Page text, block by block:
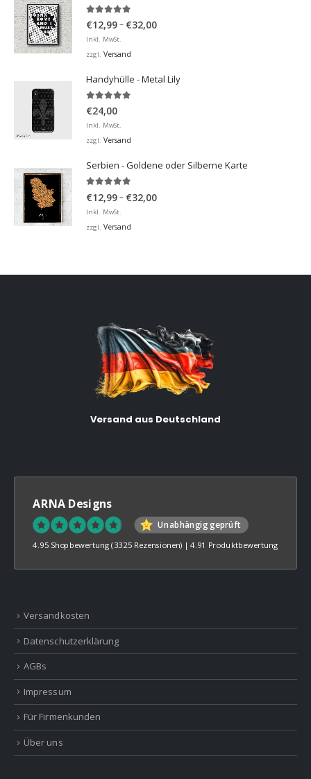
€12,99– €32,00Preisspanne:
Inkl. MwSt.
zzgl. Versand
Handyhülle - Metal Lily
5.00von 5
€24,00
Inkl. MwSt.
zzgl. Versand
Serbien - Goldene oder Silberne Karte
€12,99– €32,00Preisspanne:
Inkl. MwSt.
zzgl. Versand
Versand aus Deutschland
ARNA Designs
Unabhängig geprüft
4.95 Shopbewertung (3325 Rezensionen) |4.91 Produktbewertung
Versandkosten
Datenschutzerklärung
AGBs
Impressum
Für Firmenkunden
Über uns